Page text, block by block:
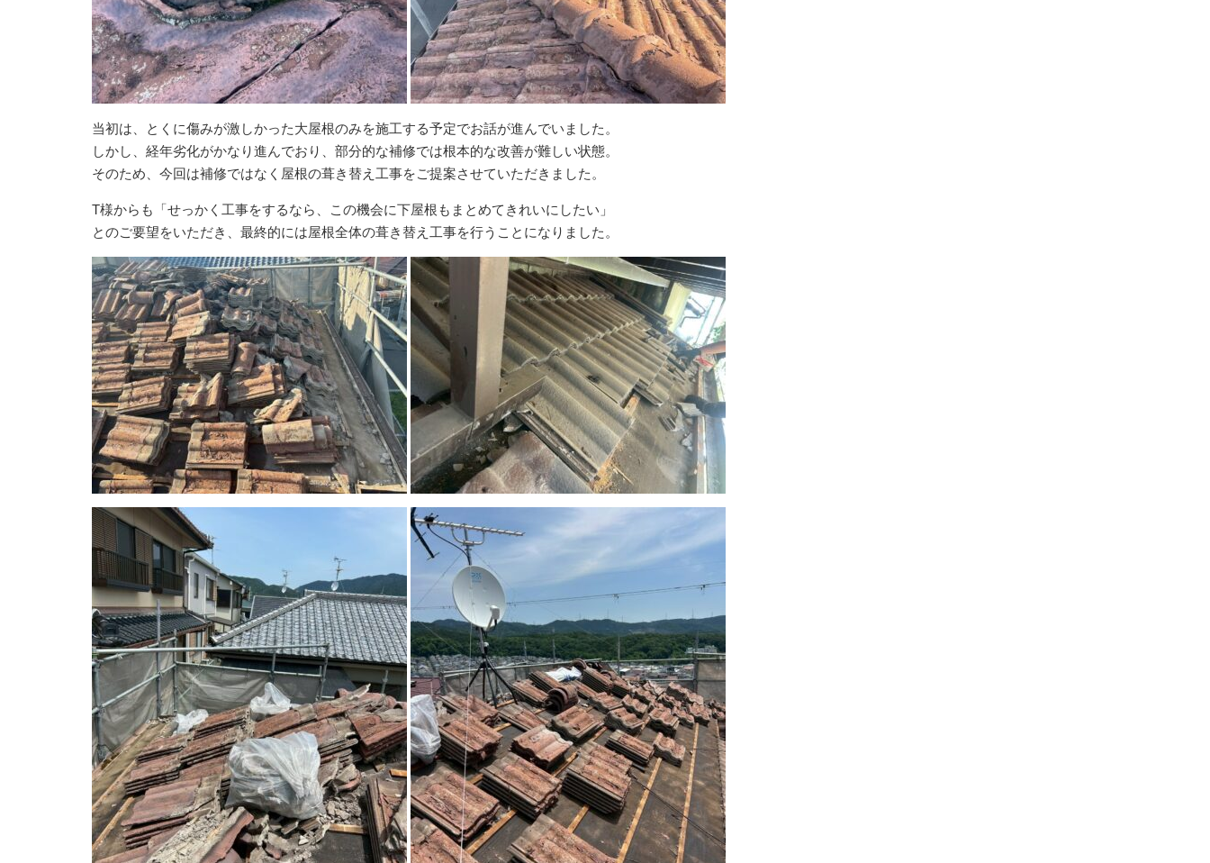
当初は、とくに傷みが激しかった大屋根のみを施工する予定でお話が進んでいました。
しかし、経年劣化がかなり進んでおり、部分的な補修では根本的な改善が難しい状態。
そのため、今回は補修ではなく屋根の葺き替え工事をご提案させていただきました。
T様からも「せっかく工事をするなら、この機会に下屋根もまとめてきれいにしたい」
とのご要望をいただき、最終的には屋根全体の葺き替え工事を行うことになりました。